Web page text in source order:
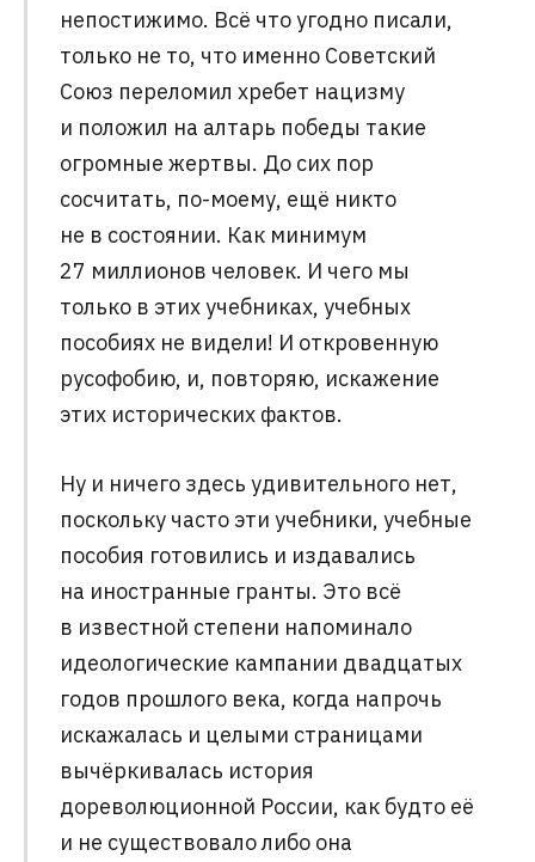
непостижимо. Всё что угодно писали,
только не то, что именно Советский
Союз переломил хребет нацизму
и положил на алтарь победы такие
огромные жертвы. До сих пор
сосчитать, по-моему, ещё никто
не в состоянии. Как минимум
27 миллионов человек. И чего мы
только в этих учебниках, учебных
пособиях не видели! И откровенную
русофобию, и, повторяю, искажение
этих исторических фактов.
Ну и ничего здесь удивительного нет,
поскольку часто эти учебники, учебные
пособия готовились и издавались
на иностранные гранты. Это всё
в известной степени напоминало
идеологические кампании двадцатых
годов прошлого века, когда напрочь
искажалась и целыми страницами
вычёркивалась история
дореволюционной России, как будто её
и не существовало либо она